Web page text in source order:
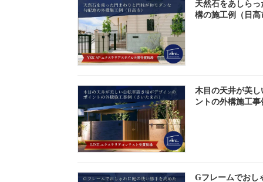
天然石をあしら
構の施工例（日高
木目の天井が美
ントの外構施工
Gフレームでおし